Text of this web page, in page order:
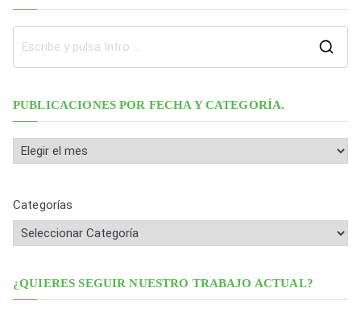
2.
c
a
r
PUBLICACIONES POR FECHA Y CATEGORÍA.
l
a
c
Categorías
¿QUIERES SEGUIR NUESTRO TRABAJO ACTUAL?